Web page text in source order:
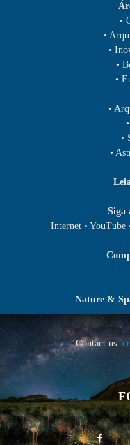
•
•
•
•
•
•
•
•
Siga
Internet • YouTube
Nature &
Contact us: